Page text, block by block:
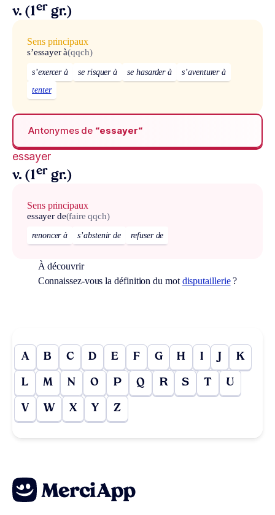
v. (1er gr.)
Sens principaux
s’essayer à(qqch)
s’exercer à se risquer à se hasarder à
s’aventurer à
tenter
Antonymes de “essayer“
essayer
v. (1er gr.)
Sens principaux
essayer de(faire qqch)
renoncer à s’abstenir de refuser de
À découvrir
Connaissez-vous la définition du mot disputaillerie?
A B C D E F G H I J K
L M N O P Q R S T U
V W X Y Z